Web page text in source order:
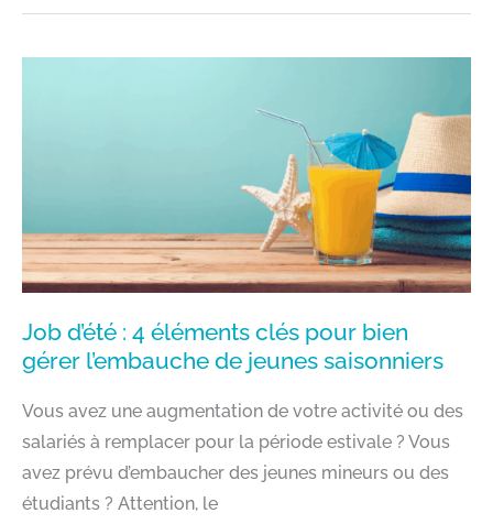
ENTREPRISE
EXONÉRATION
Job d’été : 4 éléments clés pour bien
gérer l’embauche de jeunes saisonniers
Vous avez une augmentation de votre activité ou des
salariés à remplacer pour la période estivale ? Vous
avez prévu d’embaucher des jeunes mineurs ou des
étudiants ? Attention, le